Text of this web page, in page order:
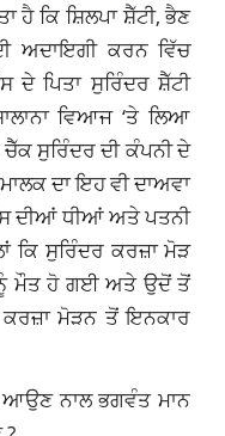
ਹੈ ਕਿ ਸ਼ਿਲਪਾ ਸ਼ੈੱਟੀ, ਭੈਣ
ਅਦਾਇਗੀ ਕਰਨ ਵਿੱਚ
ਪਿਤਾ ਸੁਰਿੰਦਰ ਸ਼ੈੱਟੀ
ਵਿਆਜ ‘ਤੇ ਲਿਆ
ਸੁਰਿੰਦਰ ਦੀ ਕੰਪਨੀ ਦੇ
ਦਾ ਇਹ ਵੀ ਦਾਅਵਾ
ਦੀਆਂ ਧੀਆਂ ਅਤੇ ਪਤਨੀ
ਕਿ ਸੁਰਿੰਦਰ ਕਰਜ਼ਾ ਮੋੜ
ਮੌਤ ਹੋ ਗਈ ਅਤੇ ਉਦੋਂ ਤੋਂ
ਕਰਜ਼ਾ ਮੋੜਨ ਤੋਂ ਇਨਕਾਰ
ਆਉਣ ਨਾਲ ਭਗਵੰਤ ਮਾਨ